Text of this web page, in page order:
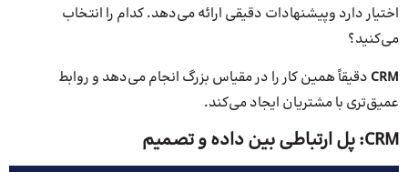
اختیار دارد وپیشنهادات دقیقی ارائه می‌دهد. کدام را انتخاب
می‌کنید؟
CRM دقیقاً همین کار را در مقیاس بزرگ انجام می‌دهد و روابط
عمیق‌تری با مشتریان ایجاد می‌کند.
CRM: پل ارتباطی بین داده و تصمیم